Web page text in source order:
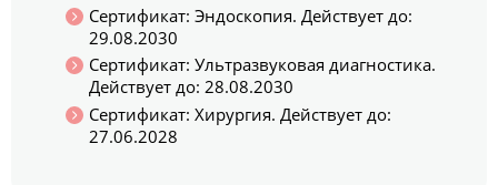
Сертификат: Эндоскопия. Действует до:
29.08.2030
Сертификат: Ультразвуковая диагностика.
Действует до: 28.08.2030
Сертификат: Хирургия. Действует до:
27.06.2028